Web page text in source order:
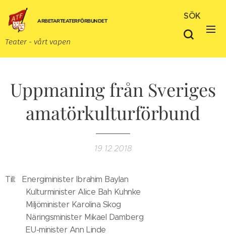
ARBETARTEATERFÖRBUNDET
Teater - vårt vapen
SÖK
Uppmaning från Sveriges
amatörkulturförbund
19.12.2018
Till: Energiminister Ibrahim Baylan
Kulturminister Alice Bah Kuhnke
Miljöminister Karolina Skog
Näringsminister Mikael Damberg
EU-minister Ann Linde